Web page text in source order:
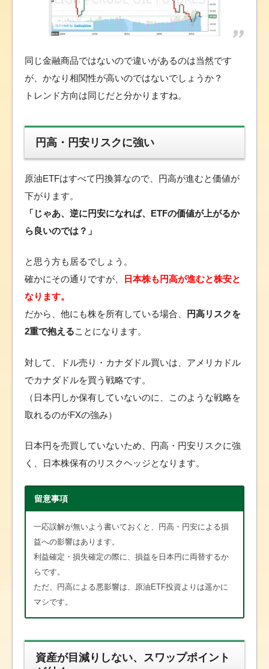
同じ金融商品ではないので違いがあるのは当然です
が、かなり相関性が高いのではないでしょうか？
トレンド方向は同じだと分かりますね。
円高・円安リスクに強い
原油ETFはすべて円換算なので、円高が進むと価値が
下がります。
「じゃあ、逆に円安になれば、ETFの価値が上がるか
ら良いのでは？」
と思う方も居るでしょう。
確かにその通りですが、
日本株も円高が進むと株安と
なります。
だから、他にも株を所有している場合、
円高リスクを
2重で抱えることになります。
対して、ドル売り・カナダドル買いは、アメリカドル
でカナダドルを買う戦略です。
（日本円しか保有していないのに、このような戦略を
取れるのがFXの強み）
日本円を売買していないため、円高・円安リスクに強
く、日本株保有のリスクヘッジとなります。
留意事項
一応誤解が無いよう書いておくと、円高・円安による損
益への影響はあります。
利益確定・損失確定の際に、損益を日本円に両替するか
らです。
ただ、円高による悪影響は、原油ETF投資よりは遥かに
マシです。
資産が目減りしない、スワップポイント